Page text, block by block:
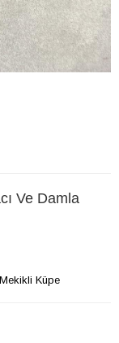
Ve Damla
Küpe